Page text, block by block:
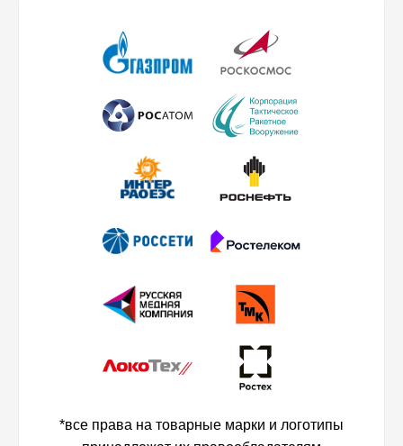
*все права на товарные марки и логотипы